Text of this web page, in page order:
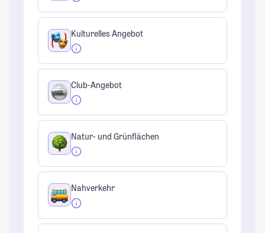
Kulturelles Angebot
Club-Angebot
Natur- und Grünflächen
Nahverkehr